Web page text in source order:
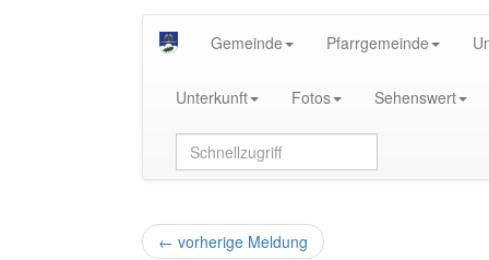
Gemeinde Pfarrgemeinde
Unterkunft Fotos Sehenswert
← vorherige Meldung